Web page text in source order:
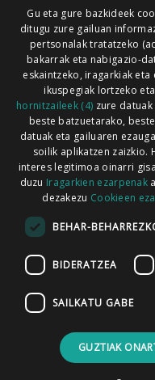
Gu eta gure bazkideek
ditugu zure gailuan
pertsonalak tratatzeko
bakarrak eta nabigazio-
eskaintzeko, iragarkiak
ikuspegiak lortzeko
hornitzaileek (4) zure
beste batzuetarako,
datuak eta gailuaren
soilik aplikatzen zaizkio.
interes legitimoa oinarri
duzu Iragarkien ezarpenak
dezakezu Cookieen
BEHAR-
BIDERATZEA
SAILKATU GABE
GUZTIAK